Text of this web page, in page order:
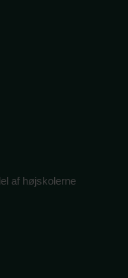
af højskolerne